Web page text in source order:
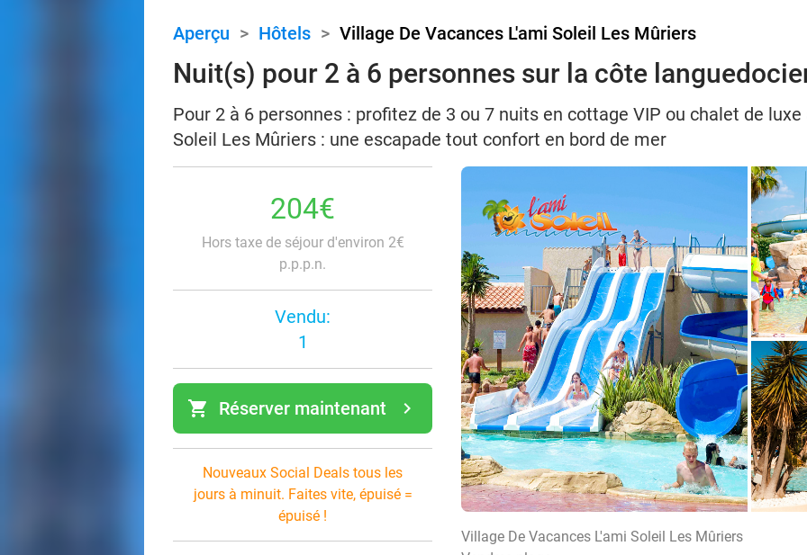
Aperçu > Hôtels > Village De Vacances L'ami Soleil Les Mûriers
Nuit(s) pour 2 à 6 personnes sur la côte
Pour 2 à 6 personnes : profitez de 3 ou 7 nuits en cottage VIP ou chalet de luxe
Soleil Les Mûriers : une escapade tout confort en bord de mer
204€
Hors taxe de séjour d'environ 2€
p.p.p.n.
Vendu:
1
shopping_cart navigate_next
Réserver maintenant
Nouveaux Social Deals tous les
jours à minuit. Faites vite, épuisé =
épuisé !
Village De Vacances L'ami Soleil Les Mûriers